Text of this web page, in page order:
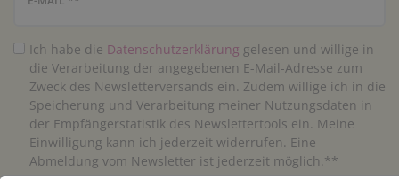
Ich habe die Daten­schutz­erklärung gelesen und willige in
die Verarbeitung der angegebenen E-Mail-Adresse zum
Zweck des Newsletterversands ein. Zudem willige ich in die
Speicherung und Verarbeitung meiner Nutzungsdaten in
der Empfängerstatistik des Newslettertools ein. Meine
Einwilligung kann ich jederzeit widerrufen. Eine
Abmeldung vom Newsletter ist jederzeit möglich.**